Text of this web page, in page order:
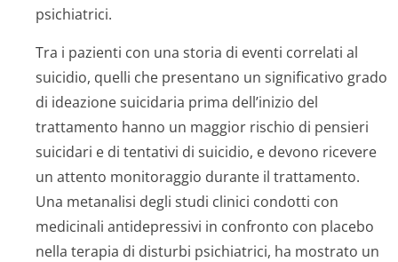
psichiatrici.
Tra i pazienti con una storia di eventi correlati al
suicidio, quelli che presentano un significativo grado
di ideazione suicidaria prima dell’inizio del
trattamento hanno un maggior rischio di pensieri
suicidari e di tentativi di suicidio, e devono ricevere
un attento monitoraggio durante il trattamento.
Una metanalisi degli studi clinici condotti con
medicinali antidepressivi in confronto con placebo
nella terapia di disturbi psichiatrici, ha mostrato un